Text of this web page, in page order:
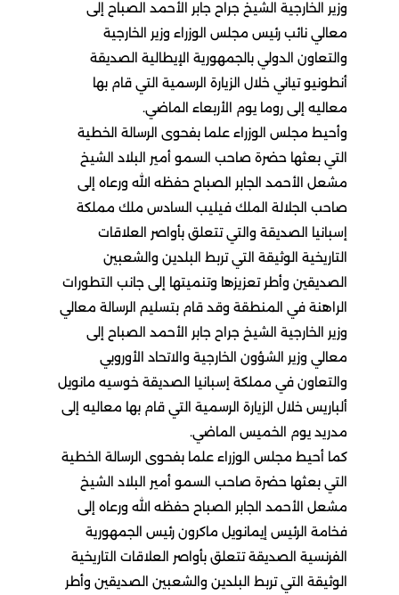
وزير الخارجية الشيخ جراح جابر الأحمد الصباح إلى
معالي نائب رئيس مجلس الوزراء وزير الخارجية
والتعاون الدولي بالجمهورية الإيطالية الصديقة
أنطونيو تياني خلال الزيارة الرسمية التي قام بها
معاليه إلى روما يوم الأربعاء الماضي.
وأحيط مجلس الوزراء علما بفحوى الرسالة الخطية
التي بعثها حضرة صاحب السمو أمير البلاد الشيخ
مشعل الأحمد الجابر الصباح حفظه الله ورعاه إلى
صاحب الجلالة الملك فيليب السادس ملك مملكة
إسبانيا الصديقة والتي تتعلق بأواصر العلاقات
التاريخية الوثيقة التي تربط البلدين والشعبين
الصديقين وأطر تعزيزها وتنميتها إلى جانب التطورات
الراهنة في المنطقة وقد قام بتسليم الرسالة معالي
وزير الخارجية الشيخ جراح جابر الأحمد الصباح إلى
معالي وزير الشؤون الخارجية والاتحاد الأوروبي
والتعاون في مملكة إسبانيا الصديقة خوسيه مانويل
ألباريس خلال الزيارة الرسمية التي قام بها معاليه إلى
مدريد يوم الخميس الماضي.
كما أحيط مجلس الوزراء علما بفحوى الرسالة الخطية
التي بعثها حضرة صاحب السمو أمير البلاد الشيخ
مشعل الأحمد الجابر الصباح حفظه الله ورعاه إلى
فخامة الرئيس إيمانويل ماكرون رئيس الجمهورية
الفرنسية الصديقة تتعلق بأواصر العلاقات التاريخية
الوثيقة التي تربط البلدين والشعبين الصديقين وأطر